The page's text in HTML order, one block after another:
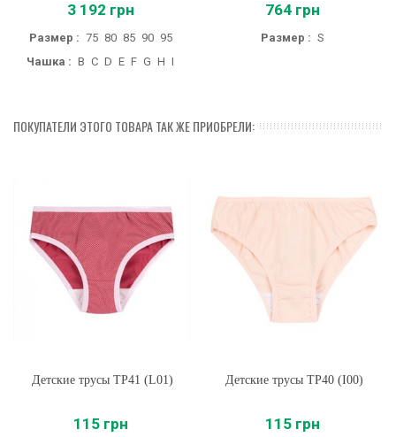
3 192 грн
Размер : 75 80 85 90 95
Чашка : B C D E F G H I
764 грн
Размер : S
ПОКУПАТЕЛИ ЭТОГО ТОВАРА ТАК ЖЕ ПРИОБРЕЛИ:
Детские трусы ТР41 (L01)
115 грн
Детские трусы ТР40 (I00)
115 грн